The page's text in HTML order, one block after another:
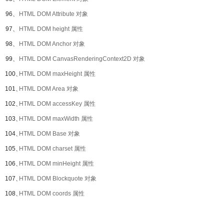
96、 HTML DOM Attribute 对象
97、 HTML DOM height 属性
98、 HTML DOM Anchor 对象
99、 HTML DOM CanvasRenderingContext2D 对象
100、HTML DOM maxHeight 属性
101、HTML DOM Area 对象
102、HTML DOM accessKey 属性
103、HTML DOM maxWidth 属性
104、HTML DOM Base 对象
105、HTML DOM charset 属性
106、HTML DOM minHeight 属性
107、HTML DOM Blockquote 对象
108、HTML DOM coords 属性